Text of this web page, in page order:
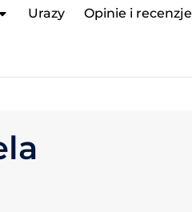
Urazy Opinie i recenzje